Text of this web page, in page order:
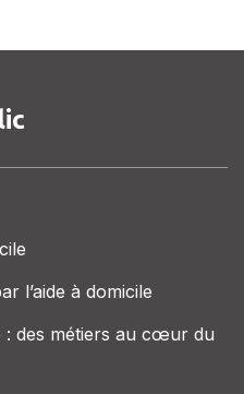
l’aide à domicile
: des métiers au cœur du